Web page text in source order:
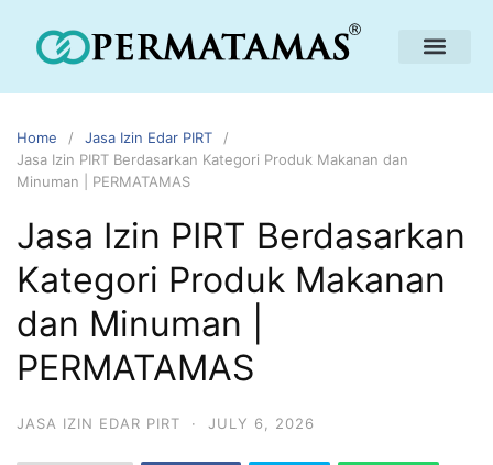
Home
Jasa Izin Edar PIRT
Jasa Izin PIRT Berdasarkan Kategori Produk Makanan dan
Minuman | PERMATAMAS
Jasa Izin PIRT Berdasarkan
Kategori Produk Makanan
dan Minuman |
PERMATAMAS
JASA IZIN EDAR PIRT · JULY 6, 2026